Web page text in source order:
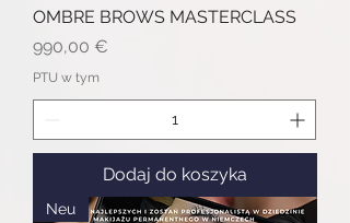
OMBRE BROWS MASTERCLASS
Cena
990,00 €
PTU w tym
Dodaj do koszyka
Neu